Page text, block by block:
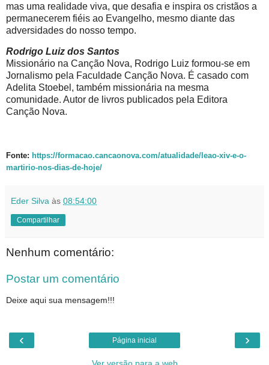
mas uma realidade viva, que desafia e inspira os cristãos a
permanecerem fiéis ao Evangelho, mesmo diante das
adversidades do nosso tempo.
Rodrigo Luiz dos Santos
Missionário na Canção Nova, Rodrigo Luiz formou-se em
Jornalismo pela Faculdade Canção Nova. É casado com
Adelita Stoebel, também missionária na mesma
comunidade. Autor de livros publicados pela Editora
Canção Nova.
Fonte: https://formacao.cancaonova.com/atualidade/leao-xiv-e-o-
martirio-nos-dias-de-hoje/
Eder Silva às 08:54:00
Compartilhar
Nenhum comentário:
Postar um comentário
Deixe aqui sua mensagem!!!
‹ ›
Página inicial